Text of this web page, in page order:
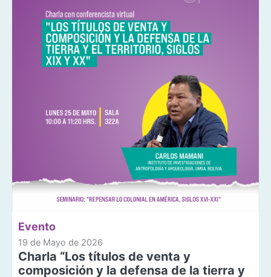
Evento
19 de Mayo de 2026
Charla “Los títulos de venta y
composición y la defensa de la tierra y